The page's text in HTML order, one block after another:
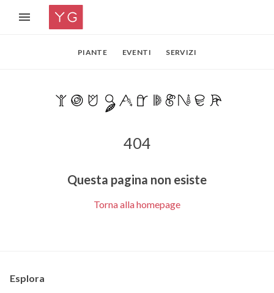
PIANTE EVENTI SERVIZI
404
Questa pagina non esiste
Torna alla homepage
Esplora